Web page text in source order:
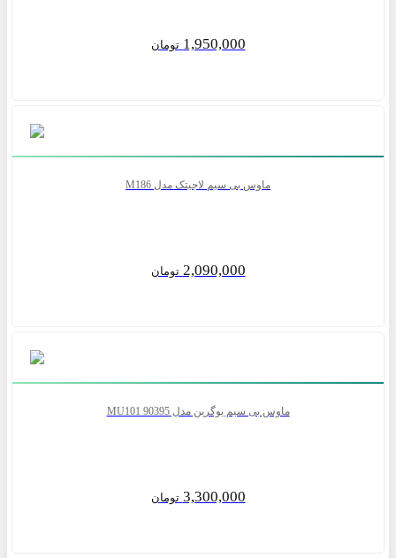
1,950,000 تومان
ماوس بی سیم لاجیتک مدل M186
2,090,000 تومان
ماوس بی سیم یوگرین مدل MU101 90395
3,300,000 تومان